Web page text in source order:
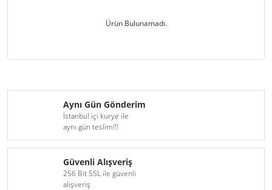
Ürün Bulunamadı.
Aynı Gün Gönderim
İstanbul içi kurye ile
aynı gün teslim!!!
Güvenli Alışveriş
256 Bit SSL ile güvenli
alışveriş